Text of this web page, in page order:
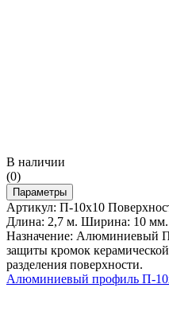
В наличии
(0)
Параметры
Артикул: П-10х10
Длина: 2,7 м. Ширина: 10
Назначение: Алюминиевый
защиты кромок
разделения поверхности.
Алюминиевый профиль П-